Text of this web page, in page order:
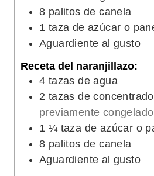
s
8 palitos de canela
1 taza de azúcar o
Aguardiente al gusto
Receta del naranjillazo:
4 tazas de agua
2 tazas de
previamente congelado
1 ¼ taza de azúcar o
8 palitos de canela
Aguardiente al gusto